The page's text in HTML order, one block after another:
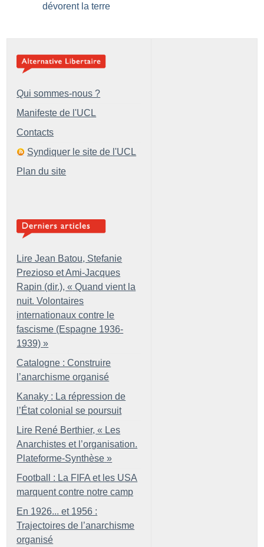
dévorent la terre
Qui sommes-nous ?
Manifeste de l'UCL
Contacts
Syndiquer le site de l'UCL
Plan du site
Lire Jean Batou, Stefanie
Prezioso et Ami-Jacques
Rapin (dir.), « Quand vient la
nuit. Volontaires
internationaux contre le
fascisme (Espagne 1936-
1939) »
Catalogne : Construire
l’anarchisme organisé
Kanaky : La répression de
l’État colonial se poursuit
Lire René Berthier, « Les
Anarchistes et l’organisation.
Plateforme-Synthèse »
Football : La FIFA et les USA
marquent contre notre camp
En 1926... et 1956 :
Trajectoires de l’anarchisme
organisé